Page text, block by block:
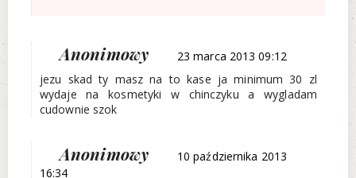
Anonimowy
23 marca 2013 09:12
jezu skad ty masz na to kase ja minimum 30 zl
wydaje na kosmetyki w chinczyku a wygladam
cudownie szok
Anonimowy
10 października 2013
16:34